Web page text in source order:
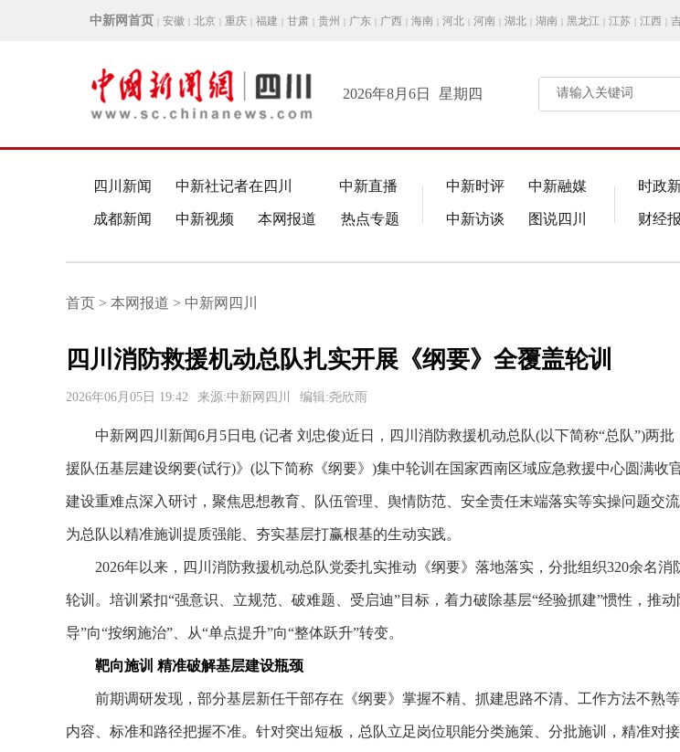
中新网首页 | 安徽 | 北京 | 重庆 | 福建 | 甘肃 | 贵州 | 广东 | 广西 | 海南 | 河北 | 河南 | 湖北 | 湖南 | 黑龙江 | 江苏 | 江西 |
2026年8月6日 星期四 请输入关键词
四川新闻 中新社记者在四川 中新直播
成都新闻 中新视频 本网报道 热点专题
中新时评 中新融媒
中新访谈 图说四川
时政
财经
首页 > 本网报道 > 中新网四川
四川消防救援机动总队扎实开展《纲要》全覆盖轮训
2026年06月05日 19:42 来源:中新网四川 编辑:尧欣雨
中新网四川新闻6月5日电 (记者 刘忠俊)近日，四川消防救援机动总队(以下简称“总队”)两批
援队伍基层建设纲要(试行)》(以下简称《纲要》)集中轮训在国家西南区域应急救援中心圆满收
建设重难点深入研讨，聚焦思想教育、队伍管理、舆情防范、安全责任末端落实等实操问题交
为总队以精准施训提质强能、夯实基层打赢根基的生动实践。
2026年以来，四川消防救援机动总队党委扎实推动《纲要》落地落实，分批组织320余名消
轮训。培训紧扣“强意识、立规范、破难题、受启迪”目标，着力破除基层“经验抓建”惯性，推
导”向“按纲施治”、从“单点提升”向“整体跃升”转变。
靶向施训 精准破解基层建设瓶颈
前期调研发现，部分基层新任干部存在《纲要》掌握不精、抓建思路不清、工作方法不熟
内容、标准和路径把握不准。针对突出短板，总队立足岗位职能分类施策、分批施训，精准对